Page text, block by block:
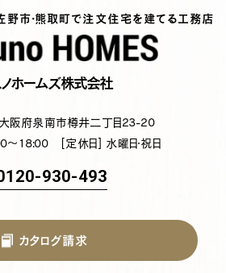
野市・熊取町で注文住宅を建てる工務店
ホームズ株式会社
大阪府泉南市樽井二丁目23-20
～18:00 [定休日] 水曜日・祝日
930-493
カタログ請求